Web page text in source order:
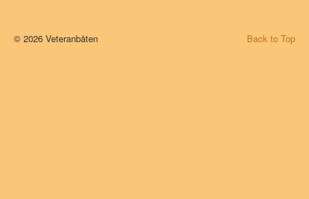
Back to Top
© 2026 Veteranbåten